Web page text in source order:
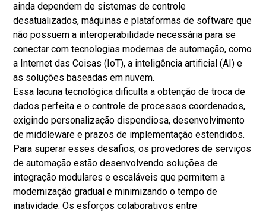
ainda dependem de sistemas de controle
desatualizados, máquinas e plataformas de software que
não possuem a interoperabilidade necessária para se
conectar com tecnologias modernas de automação, como
a Internet das Coisas (IoT), a inteligência artificial (AI) e
as soluções baseadas em nuvem.
Essa lacuna tecnológica dificulta a obtenção de troca de
dados perfeita e o controle de processos coordenados,
exigindo personalização dispendiosa, desenvolvimento
de middleware e prazos de implementação estendidos.
Para superar esses desafios, os provedores de serviços
de automação estão desenvolvendo soluções de
integração modulares e escaláveis ​​que permitem a
modernização gradual e minimizando o tempo de
inatividade. Os esforços colaborativos entre